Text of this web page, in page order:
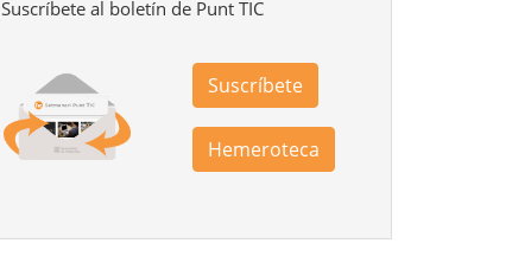
Suscríbete al boletín de Punt TIC
Suscríbete
Hemeroteca